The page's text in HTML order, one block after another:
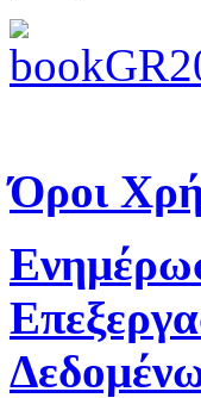
Όροι